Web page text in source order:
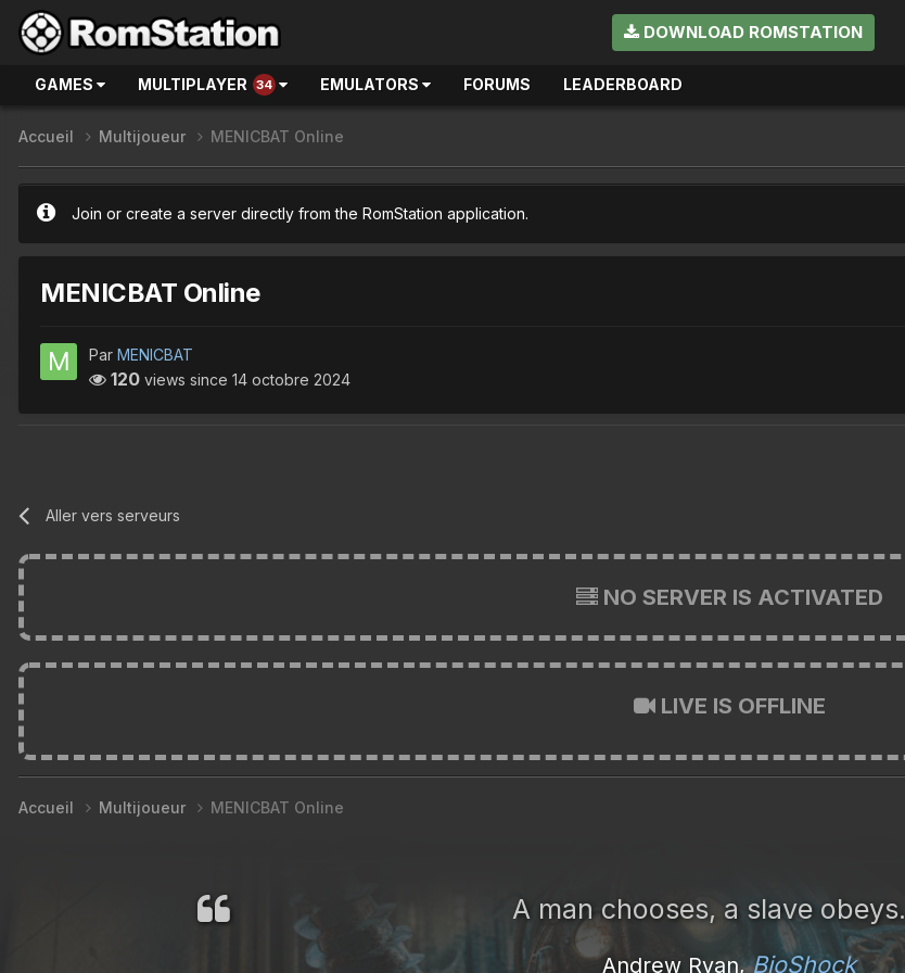
DOWNLOAD ROMSTATION
GAMES MULTIPLAYER 34 EMULATORS FORUMS LEADERBOARD
Accueil Multijoueur MENICBAT Online
Join or create a server directly from the RomStation application.
MENICBAT Online
Par MENICBAT
120 views since 14 octobre 2024
Aller vers serveurs
NO SERVER IS ACTIVATED
LIVE IS OFFLINE
Accueil Multijoueur MENICBAT Online
A man chooses, a slave obeys.
Andrew Ryan,BioShock